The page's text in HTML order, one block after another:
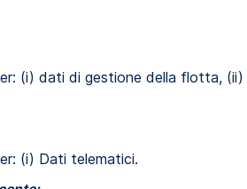
(i) dati di gestione della flotta,
(i) Dati telematici.